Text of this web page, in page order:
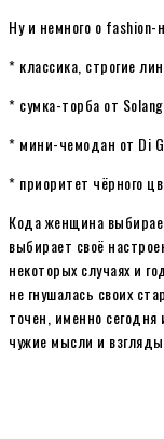
Ну и немного о fashion-
* классика, строгие
* сумка-торба от
* мини-чемодан от Di
* приоритет чёрного
Кода женщина
выбирает своё
некоторых случаях и
не гнушалась своих
точен, именно
чужие мысли и взгляды.